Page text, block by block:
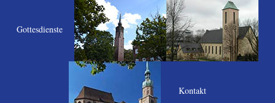
Gottesdienste
Kontakt